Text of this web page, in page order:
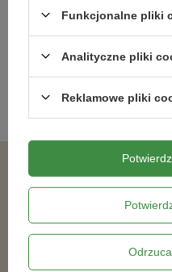
252,99 zł
Kategorie powiązane
Podobne produkty
Funkcjonalne pliki
Analityczne pliki
Reklamowe pliki